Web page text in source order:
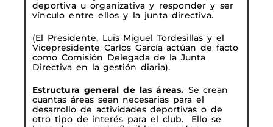
deportiva u organizativa y responder y ser
vínculo entre ellos y la junta directiva.
(El Presidente, Luis Miguel Tordesillas y el
Vicepresidente Carlos García actúan de facto
como Comisión Delegada de la Junta
Directiva en la gestión diaria).
Estructura general de las áreas. Se crean
cuantas áreas sean necesarias para el
desarrollo de actividades deportivas o de
otro tipo de interés para el club. Ello se